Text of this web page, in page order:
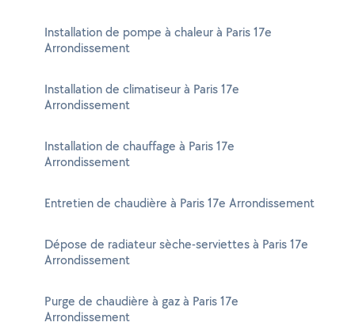
Installation de pompe à chaleur à Paris 17e
Arrondissement
Installation de climatiseur à Paris 17e
Arrondissement
Installation de chauffage à Paris 17e
Arrondissement
Entretien de chaudière à Paris 17e Arrondissement
Dépose de radiateur sèche-serviettes à Paris 17e
Arrondissement
Purge de chaudière à gaz à Paris 17e
Arrondissement